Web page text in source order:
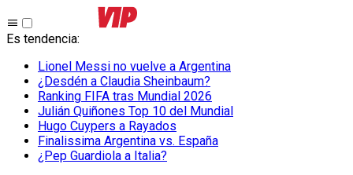
Es tendencia:
Lionel Messi no vuelve a Argentina
¿Desdén a Claudia Sheinbaum?
Ranking FIFA tras Mundial 2026
Julián Quiñones Top 10 del Mundial
Hugo Cuypers a Rayados
Finalissima Argentina vs. España
¿Pep Guardiola a Italia?